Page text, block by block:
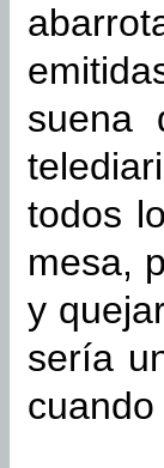
suena
todos
mesa,
y
sería